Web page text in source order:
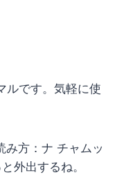
ルです。気軽に使
み方：ナ チャムッ
外出するね。